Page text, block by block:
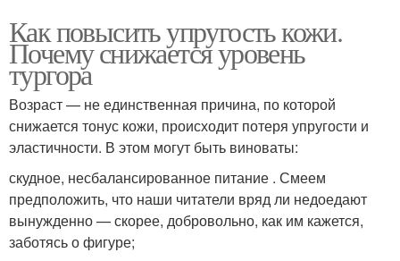
Как повысить упругость кожи.
Почему снижается уровень
тургора
Возраст — не единственная причина, по которой
снижается тонус кожи, происходит потеря упругости и
эластичности. В этом могут быть виноваты:
скудное, несбалансированное питание . Смеем
предположить, что наши читатели вряд ли недоедают
вынужденно — скорее, добровольно, как им кажется,
заботясь о фигуре;